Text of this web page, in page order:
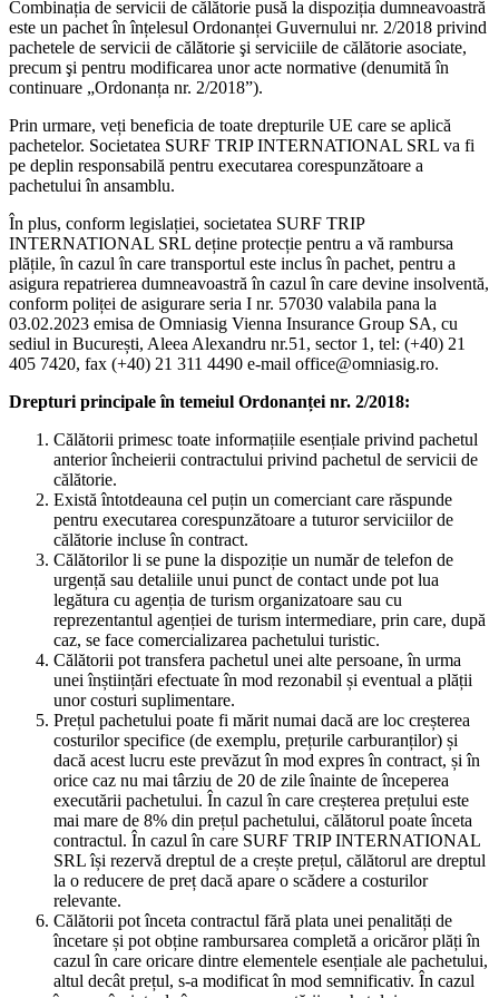
deterioreaza dupa startul Activitatii in conditii
nefavorabile, Participantul trebuie sa se apropie de
urgenta de cel mai apropiat ghid si sa ii asculte
instructiunile.
PARTICIPANTUL:
Achită prețul în condițiile prevăzute în acest
Contract.
Respectă indicațiile și instrucțiunile oferite de
personalul specializat al Agenției și înțelege faptul
că în cazul în care suferă vreun prejudiciu, urmare
a nerespectării indicațiilor și instrucțiunilor primite,
Agenția nu este răspunzătoare de repararea acestuia.
Va fi prezent la data, în locul și la ora stabilite in
comunicarea cu Agentia dupa rezervarea Activitatii.
sau filmărilor video care conțin imaginea sa în
vederea realizării de materiale publicitare care să
promoveze imaginea Agenției.
vreunei defecțiuni în modul de funcționare a
echipamentului primit în vederea remedierii
acesteia.
Răspunde pentru orice defecțiune directă sau
indirectă a utilizării necorespunzătoare a
echipamentului.
Anunță de îndată Agenția, cu cel puțin 5 zile înainte
de desfășurarea activității, în cazul imposibilității
de a mai participa la activitate, urmând ca eventuala
restituire a sumei plătite cu titlu de preț să se
efectueze în conformitate cu Politica de anulare
prezentă pe site-ul Agenției.
FORȚA MAJORĂ
Părțile sunt exonerate de orice responsabilitate
pentru neîndeplinirea parțială sau totală a
obligațiilor contractate, în cazul în care părțile sunt
sub efectul forței majore.
Forța majoră se consideră un eveniment exterior și
Combinația de servicii de călătorie pusă la dispoziția dumneavoastră
este un pachet în înțelesul Ordonanței Guvernului nr. 2/2018 privind
pachetele de servicii de călătorie şi serviciile de călătorie asociate,
precum şi pentru modificarea unor acte normative (denumită în
continuare „Ordonanța nr. 2/2018”).
Prin urmare, veți beneficia de toate drepturile UE care se aplică
pachetelor. Societatea SURF TRIP INTERNATIONAL SRL va fi
pe deplin responsabilă pentru executarea corespunzătoare a
pachetului în ansamblu.
În plus, conform legislației, societatea SURF TRIP
INTERNATIONAL SRL deține protecție pentru a vă rambursa
plățile, în cazul în care transportul este inclus în pachet, pentru a
asigura repatrierea dumneavoastră în cazul în care devine insolventă,
conform poliței de asigurare seria I nr. 57030 valabila pana la
03.02.2023 emisa de Omniasig Vienna Insurance Group SA, cu
sediul in București, Aleea Alexandru nr.51, sector 1, tel: (+40) 21
405 7420, fax (+40) 21 311 4490 e-mail office@omniasig.ro.
Drepturi principale în temeiul Ordonanței nr. 2/2018:
Călătorii primesc toate informațiile esențiale privind pachetul
anterior încheierii contractului privind pachetul de servicii de
călătorie.
Există întotdeauna cel puțin un comerciant care răspunde
pentru executarea corespunzătoare a tuturor serviciilor de
călătorie incluse în contract.
Călătorilor li se pune la dispoziție un număr de telefon de
urgență sau detaliile unui punct de contact unde pot lua
legătura cu agenția de turism organizatoare sau cu
reprezentantul agenției de turism intermediare, prin care, după
caz, se face comercializarea pachetului turistic.
Călătorii pot transfera pachetul unei alte persoane, în urma
unei înștiințări efectuate în mod rezonabil și eventual a plății
unor costuri suplimentare.
Prețul pachetului poate fi mărit numai dacă are loc creșterea
costurilor specifice (de exemplu, prețurile carburanților) și
dacă acest lucru este prevăzut în mod expres în contract, și în
orice caz nu mai târziu de 20 de zile înainte de începerea
executării pachetului. În cazul în care creșterea prețului este
mai mare de 8% din prețul pachetului, călătorul poate înceta
contractul. În cazul în care SURF TRIP INTERNATIONAL
SRL își rezervă dreptul de a crește prețul, călătorul are dreptul
la o reducere de preț dacă apare o scădere a costurilor
relevante.
Călătorii pot înceta contractul fără plata unei penalități de
încetare și pot obține rambursarea completă a oricăror plăți în
cazul în care oricare dintre elementele esențiale ale pachetului,
altul decât prețul, s-a modificat în mod semnificativ. În cazul